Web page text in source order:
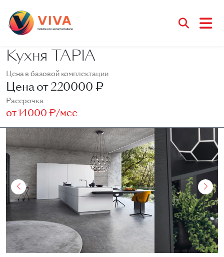
Кухня TAPIA
Цена в базовой комплектации
Цена от220000 ₽
Рассрочка
от14000 ₽/мес